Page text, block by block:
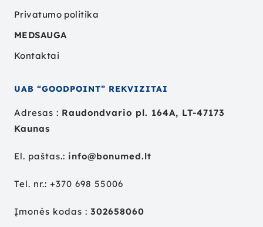
Privatumo politika
MEDSAUGA
Kontaktai
UAB “GOODPOINT” REKVIZITAI
Adresas : Raudondvario pl. 164A, LT-47173
Kaunas
El. paštas.: info@bonumed.lt
Tel. nr.: +370 698 55006
Įmonės kodas : 302658060